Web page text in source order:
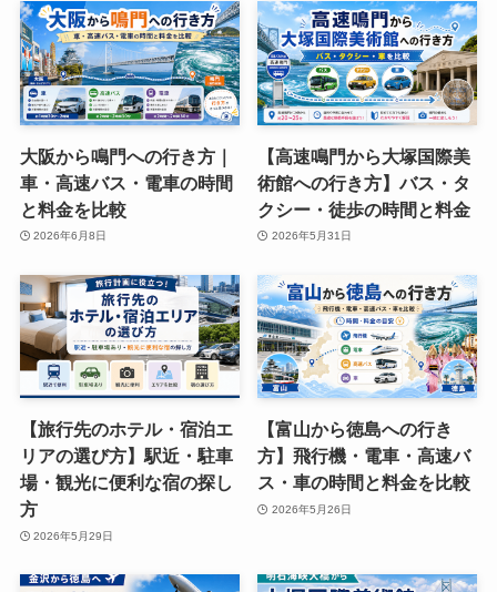
大阪から鳴門への行き方｜
車・高速バス・電車の時間
と料金を比較
2026年6月8日
【高速鳴門から大塚国際美
術館への行き方】バス・タ
クシー・徒歩の時間と料金
2026年5月31日
【旅行先のホテル・宿泊エ
リアの選び方】駅近・駐車
場・観光に便利な宿の探し
方
2026年5月29日
【富山から徳島への行き
方】飛行機・電車・高速バ
ス・車の時間と料金を比較
2026年5月26日